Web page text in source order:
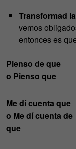
Transformad
vemos
entonces es
Pienso de que
o Pienso que
Me dí cuenta que
o Me dí cuenta de
que